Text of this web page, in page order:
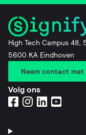
High Tech Campus
5600 KA Eindhoven
Neem contact met
Volg ons